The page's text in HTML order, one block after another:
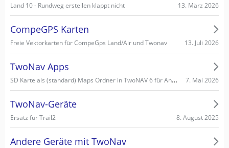
Land 10 - Rundweg erstellen klappt nicht 13. März 2026
CompeGPS Karten
Freie Vektorkarten für CompeGps Land/Air und Twonav 13. Juli 2026
TwoNav Apps
SD Karte als (standard) Maps Ordner in TwoNAV 6 für Android einstellen/wählen 7. Mai 2026
TwoNav-Geräte
Ersatz für Trail2 8. August 2025
Andere Geräte mit TwoNav